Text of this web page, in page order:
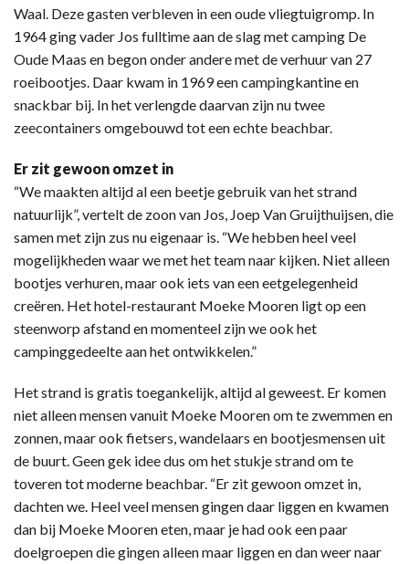
Waal. Deze gasten verbleven in een oude vliegtuigromp. In
1964 ging vader Jos fulltime aan de slag met camping De
Oude Maas en begon onder andere met de verhuur van 27
roeibootjes. Daar kwam in 1969 een campingkantine en
snackbar bij. In het verlengde daarvan zijn nu twee
zeecontainers omgebouwd tot een echte beachbar.
Er zit gewoon omzet in
“We maakten altijd al een beetje gebruik van het strand
natuurlijk”, vertelt de zoon van Jos, Joep Van Gruijthuijsen, die
samen met zijn zus nu eigenaar is. “We hebben heel veel
mogelijkheden waar we met het team naar kijken. Niet alleen
bootjes verhuren, maar ook iets van een eetgelegenheid
creëren. Het hotel-restaurant Moeke Mooren ligt op een
steenworp afstand en momenteel zijn we ook het
campinggedeelte aan het ontwikkelen.”
Het strand is gratis toegankelijk, altijd al geweest. Er komen
niet alleen mensen vanuit Moeke Mooren om te zwemmen en
zonnen, maar ook fietsers, wandelaars en bootjesmensen uit
de buurt. Geen gek idee dus om het stukje strand om te
toveren tot moderne beachbar. “Er zit gewoon omzet in,
dachten we. Heel veel mensen gingen daar liggen en kwamen
dan bij Moeke Mooren eten, maar je had ook een paar
doelgroepen die gingen alleen maar liggen en dan weer naar